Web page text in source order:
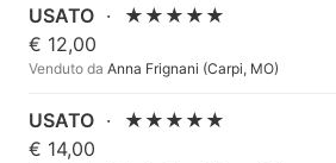
USATO ·
★★★★★
€ 12,00
Venduto da Anna Frignani (Carpi, MO)
USATO ·
★★★★★
€ 14,00